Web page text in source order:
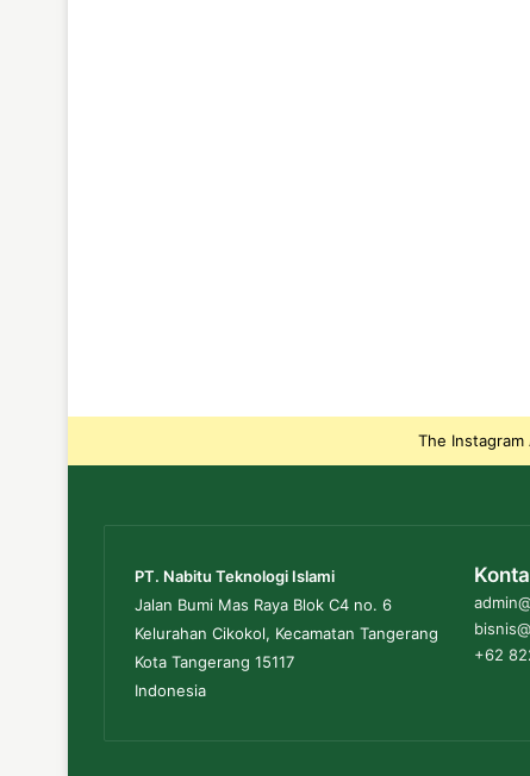
The
PT. Nabitu Teknologi Islami
Jalan Bumi Mas Raya Blok C4 no. 6
Kelurahan Cikokol, Kecamatan Tangerang
Kota Tangerang 15117
Indonesia
+62